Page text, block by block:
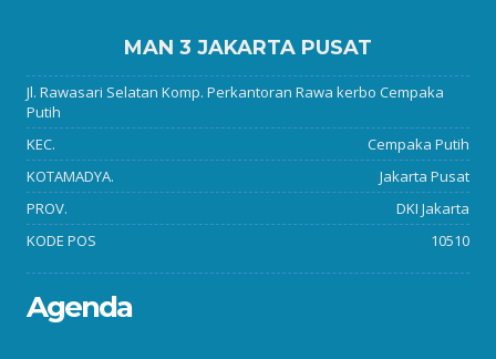
MAN 3 JAKARTA PUSAT
Jl. Rawasari Selatan Komp. Perkantoran Rawa kerbo Cempaka
Putih
KEC.
Cempaka Putih
KOTAMADYA.
Jakarta Pusat
PROV.
DKI Jakarta
KODE POS
10510
Agenda